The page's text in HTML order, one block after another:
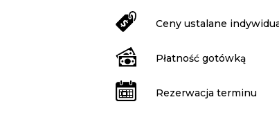
Ceny ustalane
Płatność gotówką
Rezerwacja terminu